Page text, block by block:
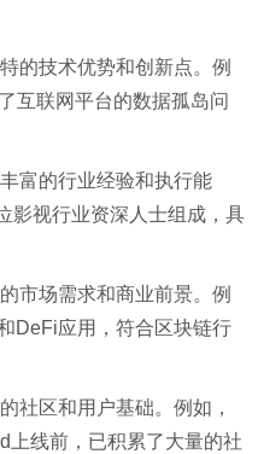
的技术优势和创新点。例
互联网平台的数据孤岛问
富的行业经验和执行能
影视行业资深人士组成，具
市场需求和商业前景。例
DeFi应用，符合区块链行
社区和用户基础。例如，
上线前，已积累了大量的社